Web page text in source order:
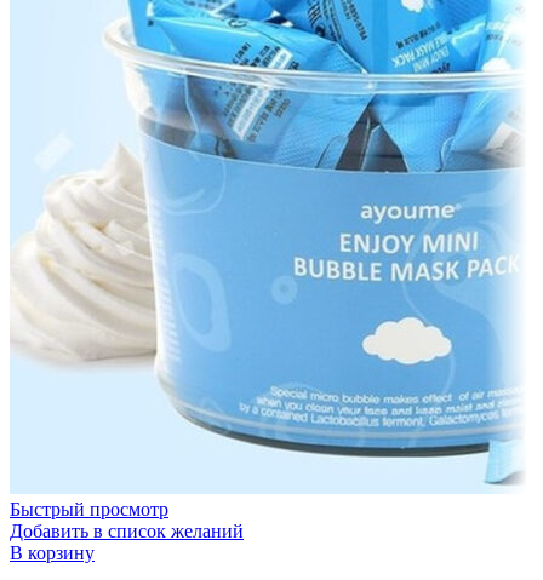
Быстрый просмотр
Добавить в список желаний
В корзину